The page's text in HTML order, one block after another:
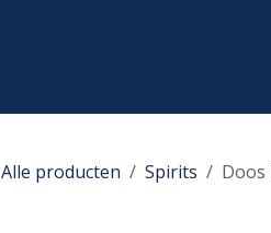
Alle producten Spirits Doos